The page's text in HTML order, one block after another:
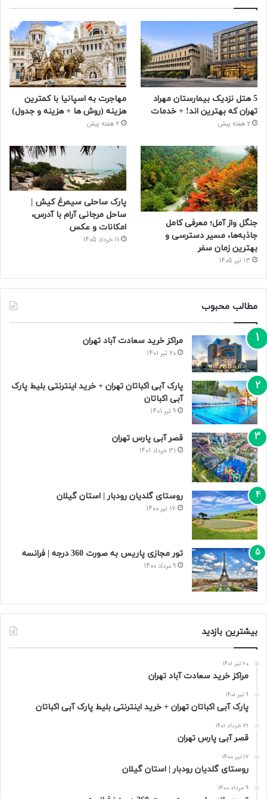
5 هتل نزدیک بیمارستان مهراد
تهران که بهترین‌ اند! + خدمات
2 هفته پیش
مهاجرت به اسپانیا با کمترین
هزینه (روش ها + هزینه و جدول)
2 هفته پیش
جنگل واز آمل؛ معرفی کامل
جاذبه‌ها، مسیر دسترسی و
بهترین زمان سفر
13 تیر 1405
پارک ساحلی سیمرغ کیش |
ساحل مرجانی آرام با آدرس،
امکانات و عکس
11 خرداد 1405
مطالب محبوب
مراکز خرید سعادت‌ آباد تهران
20 تیر 1401
پارک آبی اکباتان تهران + خرید اینترنتی بلیط پارک
آبی اکباتان
9 تیر 1401
قصر آبی پارس تهران
31 خرداد 1401
روستای گلدیان رودبار | استان گیلان
17 تیر 1400
تور مجازی پاریس به صورت 360 درجه | فرانسه
9 مرداد 1400
بیشترین بازدید
20 تیر 1401
مراکز خرید سعادت‌ آباد تهران
9 تیر 1401
پارک آبی اکباتان تهران + خرید اینترنتی بلیط پارک آبی اکباتان
31 خرداد 1401
قصر آبی پارس تهران
17 تیر 1400
روستای گلدیان رودبار | استان گیلان
9 مرداد 1400